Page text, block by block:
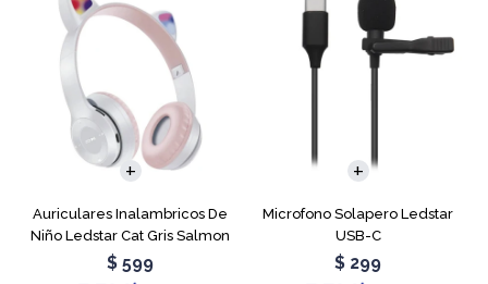
Auriculares Inalambricos De
Niño Ledstar Cat Gris Salmon
$ 599
Microfono Solapero Ledstar
USB-C
$ 299